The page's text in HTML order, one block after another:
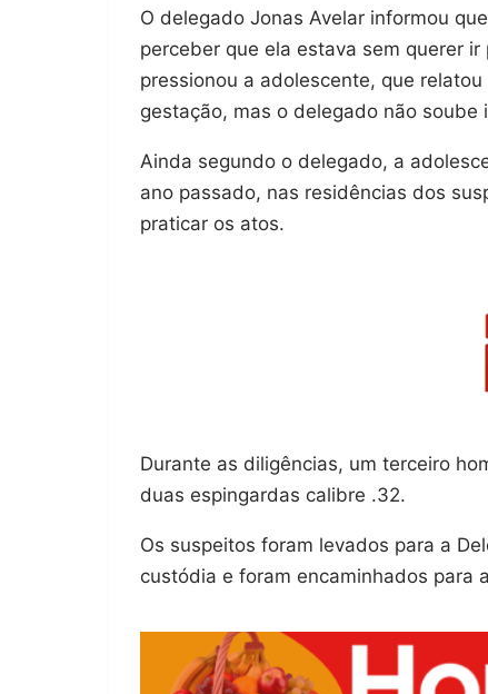
O delegado Jonas Avelar informou
perceber que ela estava sem querer
pressionou a adolescente, que
gestação, mas o delegado não
Ainda segundo o delegado, a
ano passado, nas residências dos
praticar os atos.
Durante as diligências, um terceiro
duas espingardas calibre .32.
Os suspeitos foram levados para a
custódia e foram encaminhados para